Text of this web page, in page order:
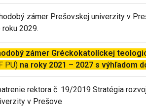
zámer Prešovskej univerzity v
roku 2029.
zámer Gréckokatolíckej
PU) na roky 2021 – 2027 s výhľadom
rektora č. 19/2019 Stratégia
v Prešove